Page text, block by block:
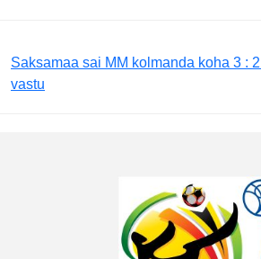
Saksamaa sai MM kolmanda koha 3 :
vastu